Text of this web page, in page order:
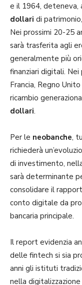
e il 1964, deteneva,
dollari di
Nei prossimi 20-25
sarà trasferita agli
generalmente più
finanziari digitali.
Francia, Regno
ricambio
dollari.
Per le neobanche,
richiederà
di investimento,
sarà determinante
consolidare il
conto digitale da
bancaria principale.
Il report evidenzia
delle fintech si sia
anni gli istituti
nella